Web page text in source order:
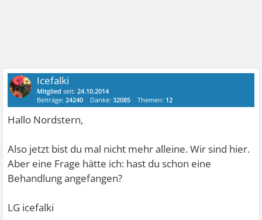
Icefalki
Mitglied seit:24.10.2014
Beiträge:24240 Danke:32085 Themen: 12
Hallo Nordstern,
Also jetzt bist du mal nicht mehr alleine. Wir sind hier.
Aber eine Frage hätte ich: hast du schon eine
Behandlung angefangen?
LG icefalki